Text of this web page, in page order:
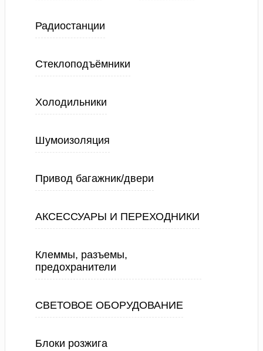
Радиостанции
Стеклоподъёмники
Холодильники
Шумоизоляция
Привод багажник/двери
АКСЕССУАРЫ И ПЕРЕХОДНИКИ
Клеммы, разъемы,
предохранители
СВЕТОВОЕ ОБОРУДОВАНИЕ
Блоки розжига